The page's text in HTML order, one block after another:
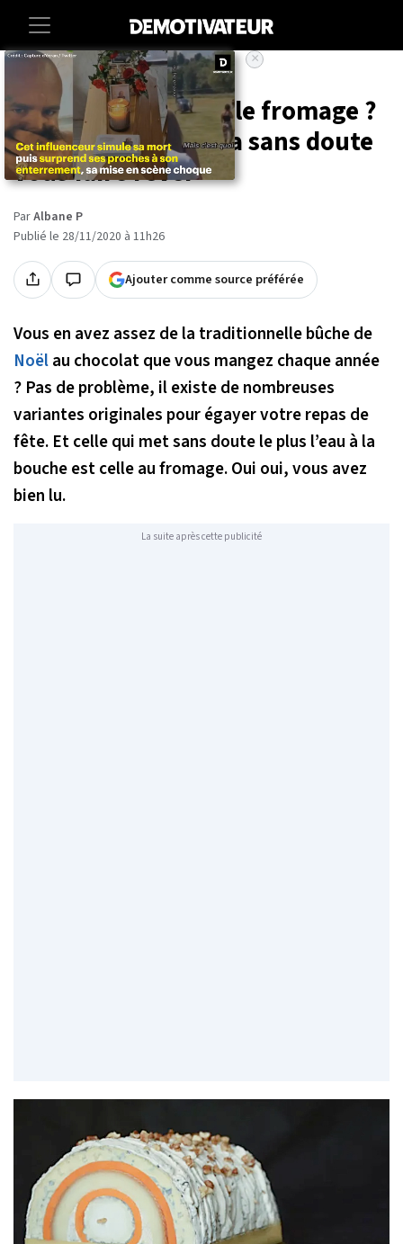
Societe Food
Vous aimez Noël et le fromage ?
Alors cette bûche va sans doute
vous faire rêver
ParAlbane P
Publié le 28/11/2020 à 11h26
Ajouter comme source préférée
Vous en avez assez de la traditionnelle bûche de
Noëlau chocolat que vous mangez chaque année
? Pas de problème, il existe de nombreuses
variantes originales pour égayer votre repas de
fête. Et celle qui met sans doute le plus l’eau à la
bouche est celle au fromage. Oui oui, vous avez
bien lu.
La suite après cette publicité
×